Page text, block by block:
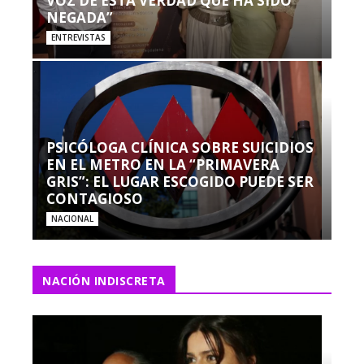
NEGADA”
ENTREVISTAS
PSICÓLOGA CLÍNICA SOBRE SUICIDIOS
EN EL METRO EN LA “PRIMAVERA
GRIS”: EL LUGAR ESCOGIDO PUEDE SER
CONTAGIOSO
NACIONAL
NACIÓN INDISCRETA